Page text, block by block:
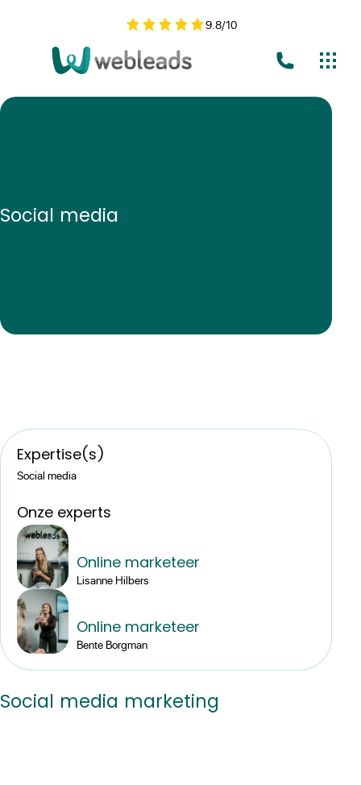
9.8/10
Social media
Social media marketing
Expertise(s)
Social media
Onze experts
Online marketeer
Lisanne Hilbers
Online marketeer
Bente Borgman